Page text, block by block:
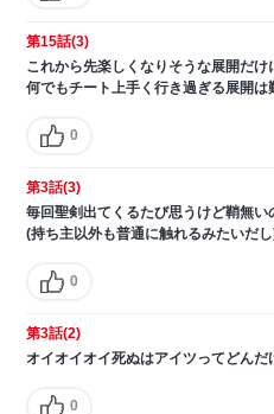
第15話(3)
これから先楽しくなりそうな展開だ
何でもチート上手く行き過ぎる展開は
0
第3話(3)
毎回聖剣出てくるたび思うけど鞘無
(持ち主以外も普通に触れるみたいだ
0
第3話(2)
オイオイオイ死ぬはアイツってどんだ
0